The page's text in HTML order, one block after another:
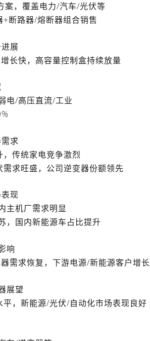
案，覆盖电力/汽车/光伏等
+断路器/熔断器组合销售
展
长快，高容量控制盒持续放量
电/高压直流/工业
求
传统家电竞争激烈
求旺盛，公司逆变器份额领先
现
主机厂需求明显
，国内新能源车占比提升
响
需求恢复，下游电源/新能源客户增长
展望
平，新能源/光伏/自动化市场表现良好